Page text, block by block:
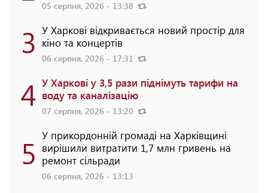
05 серпня, 2026 - 13:38
3 У Харкові відкривається новий простір для
кіно та концертів
06 серпня, 2026 - 17:31
4 У Харкові у 3,5 рази піднімуть тарифи на
воду та каналізацію
07 серпня, 2026 - 13:20
5 У прикордонній громаді на Харківщині
вирішили витратити 1,7 млн гривень на
ремонт сільради
06 серпня, 2026 - 13:13